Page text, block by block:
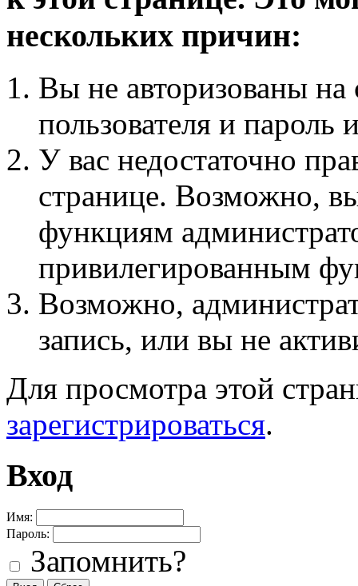
нескольких причин:
Вы не авторизованы на
пользователя и пароль
У вас недостаточно
странице. Возможно,
функциям
привилегированным
Возможно,
запись, или вы не
Для просмотра этой
зарегистрироваться.
Вход
Имя:
Пароль:
Запомнить?